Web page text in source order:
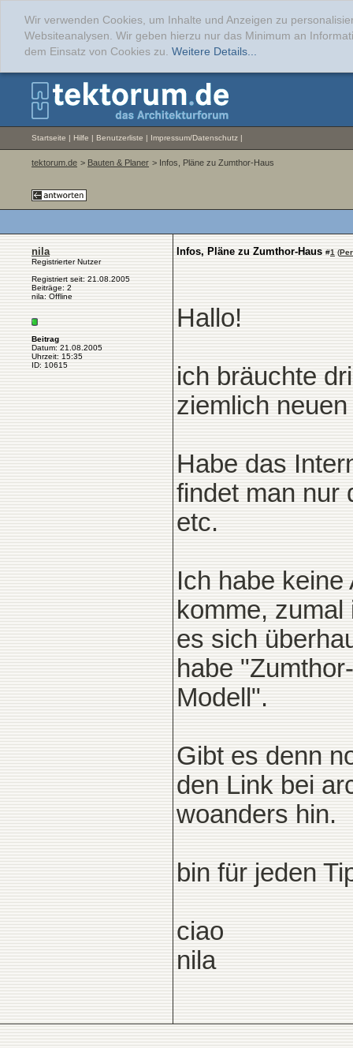
Wir verwenden Cookies, um Inhalte und Anzeigen zu
Websiteanalysen. Wir geben hierzu nur das Minimum an
dem Einsatz von Cookies zu. Weitere Details...
Startseite | Hilfe | Benutzerliste | Impressum/Datenschutz |
tektorum.de > Bauten & Planer > Infos, Pläne zu Zumthor-Haus
nila
Registrierter Nutzer
Registriert seit: 21.08.2005
Beiträge: 2
nila: Offline
Beitrag
Datum: 21.08.2005
Uhrzeit: 15:35
ID: 10615
Infos, Pläne zu Zumthor-Haus #1 (
Hallo!
ich bräuchte
ziemlich
Habe das
findet man nur
etc.
Ich habe
komme,
es sich
habe
Modell".
Gibt es denn
den Link bei
woanders hin.
bin für jeden
ciao
nila